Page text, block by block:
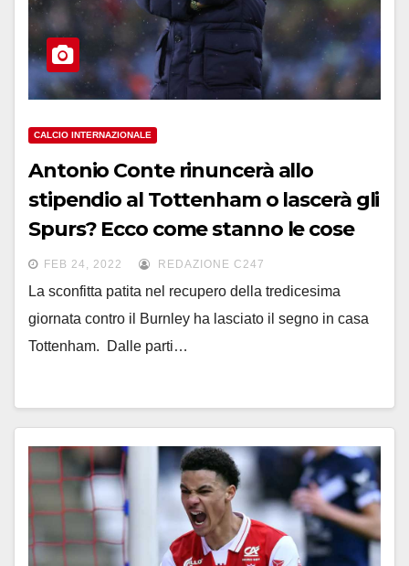
CALCIO INTERNAZIONALE
Antonio Conte rinuncerà allo
stipendio al Tottenham o lascerà gli
Spurs? Ecco come stanno le cose
FEB 24, 2022 REDAZIONE C247
La sconfitta patita nel recupero della tredicesima
giornata contro il Burnley ha lasciato il segno in casa
Tottenham. Dalle parti…